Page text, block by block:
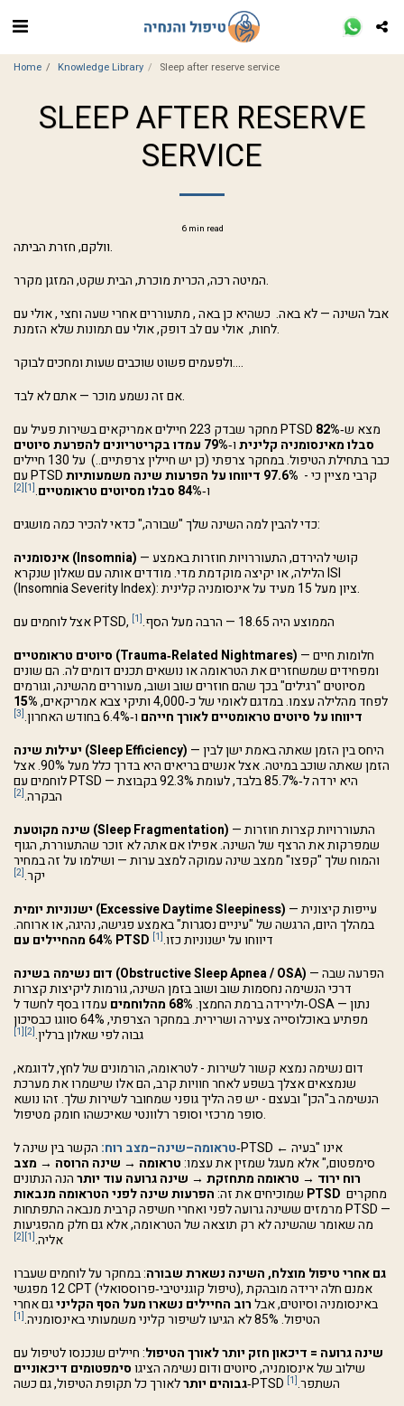
Home Knowledge Library Sleep after reserve service
SLEEP AFTER RESERVE
SERVICE
6 min read
וולקם, חזרת הביתה.
המיטה רכה, הכרית מוכרת, הבית שקט, המזגן מקרר.
אבל השינה — לא באה. כשהיא כן באה , מתעוררים אחרי שעה וחצי , אולי עם
לחות, אולי עם לב דופק, אולי עם תמונות שלא הזמנת.
ולפעמים פשוט שוכבים שעות ומחכים לבוקר....
אם זה נשמע מוכר — אתם לא לבד.
מחקר שבדק 223 חיילים אמריקאים בשירות פעיל עם PTSD מצא ש‑82%
סבלו מאינסומניה קליניתו‑79% עמדו בקריטריונים להפרעת סיוטים
כבר בתחילת הטיפול. במחקר צרפתי (כן יש חיילין צרפתיים..) על 130 חיילים
עם PTSD קרבי מציין כי - 97.6% דיווחו על הפרעות שינה משמעותיות
ו‑84% סבלו מסיוטים טראומטיים .
[1]
[2]
כדי להבין למה השינה שלך "שבורה," כדאי להכיר כמה מושגים:
אינסומניה (Insomnia) — קושי להירדם, התעוררויות חוזרות באמצע
הלילה, או יקיצה מוקדמת מדי. מודדים אותה עם שאלון שנקרא ISI
(Insomnia Severity Index): ציון מעל 15 מעיד על אינסומניה קלינית.
אצל לוחמים עם PTSD, הממוצע היה 18.65 — הרבה מעל הסף.
[1]
סיוטים טראומטיים (Trauma‑Related Nightmares) — חלומות חיים
ומפחידים שמשחזרים את הטראומה או נושאים תכנים דומים לה. הם שונים
מסיוטים "רגילים" בכך שהם חוזרים שוב ושוב, מעוררים מהשינה, וגורמים
לפחד מהלילה עצמו. במדגם לאומי של כ‑4,000 ותיקי צבא אמריקאים,
15%
דיווחו על סיוטים טראומטיים לאורך חייהם ו‑6.4% בחודש האחרון. [3]
יעילות שינה (Sleep Efficiency) — היחס בין הזמן שאתה באמת ישן לבין
הזמן שאתה שוכב במיטה. אצל אנשים בריאים היא בדרך כלל מעל 90%. אצל
לוחמים עם PTSD — היא ירדה ל‑85.7% בלבד, לעומת 92.3% בקבוצת
הבקרה.[2]
שינה מקוטעת (Sleep Fragmentation) — התעוררויות קצרות חוזרות
שמפרקות את הרצף של השינה. אפילו אם אתה לא זוכר שהתעוררת, הגוף
והמוח שלך "קפצו" ממצב שינה עמוקה למצב ערות — ושילמו על זה במחיר
יקר.[2]
ישנוניות יומית (Excessive Daytime Sleepiness) — עייפות קיצונית
במהלך היום, הרגשה של "עיניים נסגרות" באמצע פגישה, נהיגה, או ארוחה.
64% מהחיילים עם PTSD
דיווחו על ישנוניות כזו.[1]
דום נשימה בשינה (Obstructive Sleep Apnea / OSA) — הפרעה שבה
דרכי הנשימה נחסמות שוב ושוב בזמן השינה, גורמות ליקיצות קצרות
ולירידה ברמת החמצן.68% מהלוחמים
עמדו בסף לחשד ל‑OSA — נתון
מפתיע באוכלוסייה צעירה ושרירית. במחקר הצרפתי, 64% סווגו כבסיכון
גבוה לפי שאלון ברלין.[2]
[1]
דום נשימה נמצא קשור לשירות - לטראומה, הורמונים של לחץ, לדוגמא,
שנמצאים אצלך בשפע לאחר חוויות קרב, הם אלו שישמרו את מערכת
הנשימה ב"הכן" ובעצם - יש פה הליך גופני שמחובר לשירות שלך. זהו נושא
סופר מרכזי וסופר רלוונטי שאיכשהו חומק מטיפול.
טראומה–שינה–מצב רוח: הקשר בין שינה ל‑PTSD אינו "בעיה ←
סימפטום," אלא מעגל שמזין את עצמו:טראומה → שינה הרוסה → מצב
רוח ירוד → טראומה מתחזקת → שינה גרועה עוד יותרהנה הנתונים
שמוכיחים את זה: הפרעות שינה לפני הטראומה מנבאות PTSD
מרמזים ששינה גרועה לפני ואחרי חשיפה קרבית מנבאה התפתחות PTSD —
מה שאומר שהשינה לא רק תוצאה של הטראומה, אלא גם חלק מהפגיעות
אליה.[1]
[2]
גם אחרי טיפול מוצלח, השינה נשארת שבורה: במחקר על לוחמים שעברו
12 מפגשי CPT (טיפול קוגניטיבי‑פרוססואלי), אמנם חלה ירידה מובהקת
באינסומניה וסיוטים, אבלרוב החיילים נשארו מעל הסף הקליניגם אחרי
הטיפול. 85% לא הגיעו לשיפור קליני משמעותי באינסומניה.
[1]
שינה גרועה = דיכאון חזק יותר לאורך הטיפול: חיילים שנכנסו לטיפול עם
שילוב של אינסומניה, סיוטים ודום נשימה הציגוסימפטומים דיכאוניים
גבוהים יותר
לאורך כל תקופת הטיפול, גם כשה‑PTSD השתפר.[1]